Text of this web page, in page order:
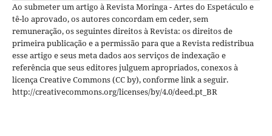
Ao submeter um artigo à Revista Moringa - Artes do Espetáculo e
tê-lo aprovado, os autores concordam em ceder, sem
remuneração, os seguintes direitos à Revista: os direitos de
primeira publicação e a permissão para que a Revista redistribua
esse artigo e seus meta dados aos serviços de indexação e
referência que seus editores julguem apropriados, conexos à
licença Creative Commons (CC by), conforme link a seguir.
http://creativecommons.org/licenses/by/4.0/deed.pt_BR